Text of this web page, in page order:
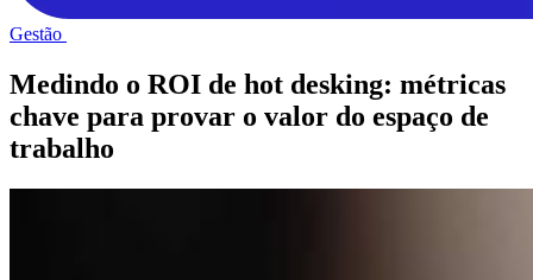
Gestão
Medindo o ROI de hot desking: métricas
chave para provar o valor do espaço de
trabalho